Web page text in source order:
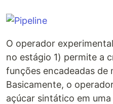
O operador
no estágio 1) permite a
funções encadeadas de
Basicamente, o
açúcar sintático em